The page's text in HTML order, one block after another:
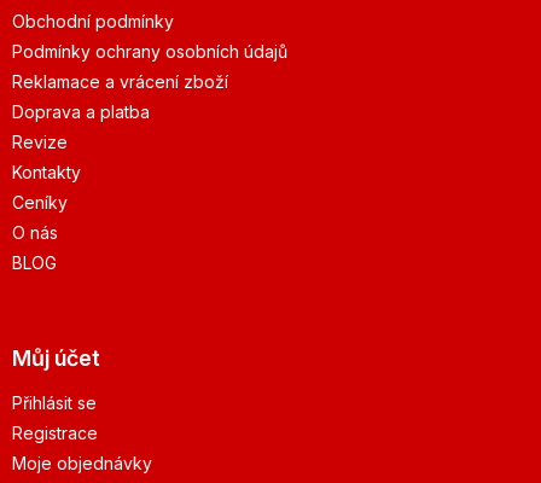
Obchodní podmínky
Podmínky ochrany osobních údajů
Reklamace a vrácení zboží
Doprava a platba
Revize
Kontakty
Ceníky
O nás
BLOG
Můj účet
Přihlásit se
Registrace
Moje objednávky